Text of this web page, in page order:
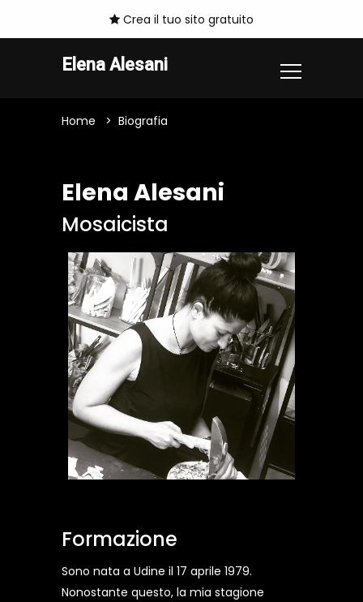
Crea il tuo sito gratuito
Elena Alesani
Home Biografia
Elena Alesani
Mosaicista
Formazione
Sono nata a Udine il 17 aprile 1979.
Nonostante questo, la mia stagione